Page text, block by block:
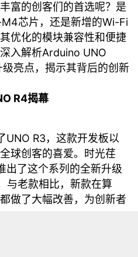
富的创客们的首选呢？是
芯片，还是新增的Wi-Fi
优化的模块兼容性和便捷
入解析Arduino UNO
亮点，揭示其背后的创新
R4揭幕
UNO R3，这款开发板以
球创客的喜爱。时光荏
出了这个系列的全新升级
与老款相比，新款在算
做了大幅改善，为创新者